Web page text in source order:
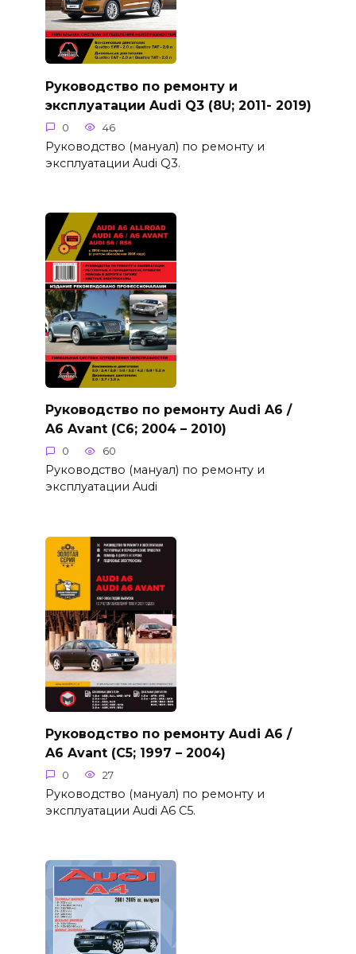
Руководство по ремонту и
эксплуатации Audi Q3 (8U; 2011- 2019)
0 46
Руководство (мануал) по ремонту и
эксплуатации Audi Q3.
Руководство по ремонту Audi A6 /
A6 Avant (C6; 2004 – 2010)
0 60
Руководство (мануал) по ремонту и
эксплуатации Audi
Руководство по ремонту Audi A6 /
A6 Avant (C5; 1997 – 2004)
0 27
Руководство (мануал) по ремонту и
эксплуатации Audi A6 C5.